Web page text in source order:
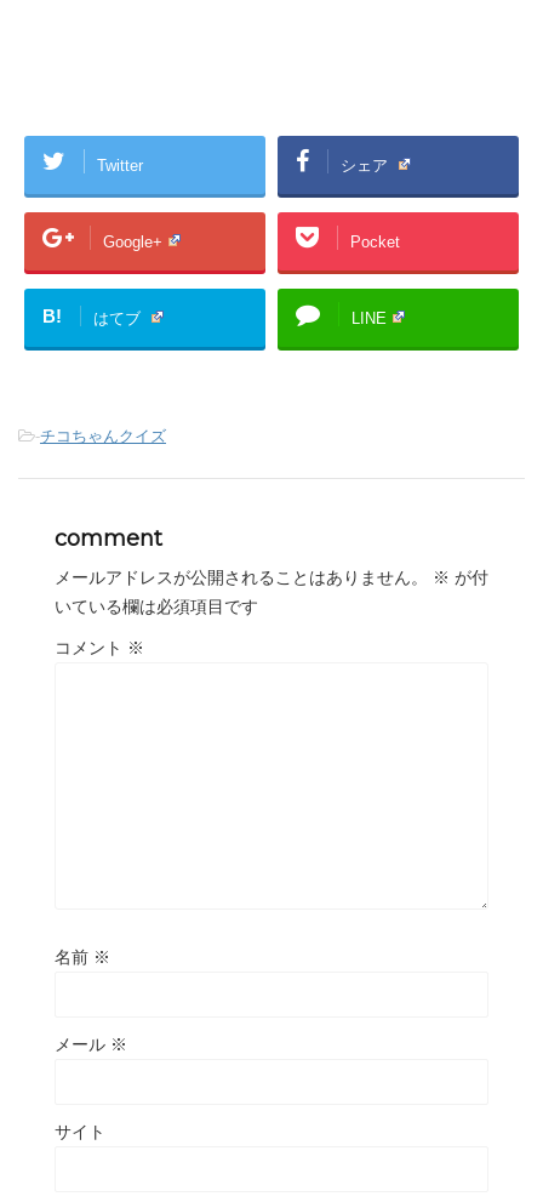
Twitter シェア
Google+ Pocket
B! はてブ LINE
-チコちゃんクイズ
comment
メールアドレスが公開されることはありません。 ※ が付
いている欄は必須項目です
コメント ※
名前 ※
メール ※
サイト